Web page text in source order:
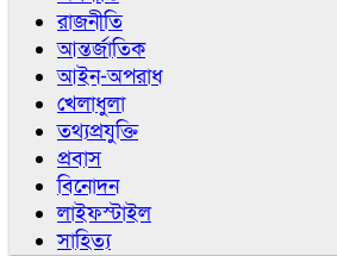
রাজনীতি
আন্তর্জাতিক
আইন-অপরাধ
খেলাধুলা
তথ্যপ্রযুক্তি
প্রবাস
বিনোদন
লাইফস্টাইল
সাহিত্য